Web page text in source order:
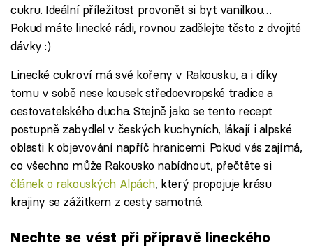
cukru. Ideální příležitost provonět si byt vanilkou…
Pokud máte linecké rádi, rovnou zadělejte těsto z dvojité
dávky :)
Linecké cukroví má své kořeny v Rakousku, a i díky
tomu v sobě nese kousek středoevropské tradice a
cestovatelského ducha. Stejně jako se tento recept
postupně zabydlel v českých kuchyních, lákají i alpské
oblasti k objevování napříč hranicemi. Pokud vás zajímá,
co všechno může Rakousko nabídnout, přečtěte si
článek o rakouských Alpách, který propojuje krásu
krajiny se zážitkem z cesty samotné.
Nechte se vést při přípravě lineckého